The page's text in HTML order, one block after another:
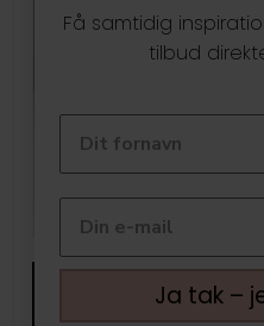
Få samtidig
tilbud
Ja tak –